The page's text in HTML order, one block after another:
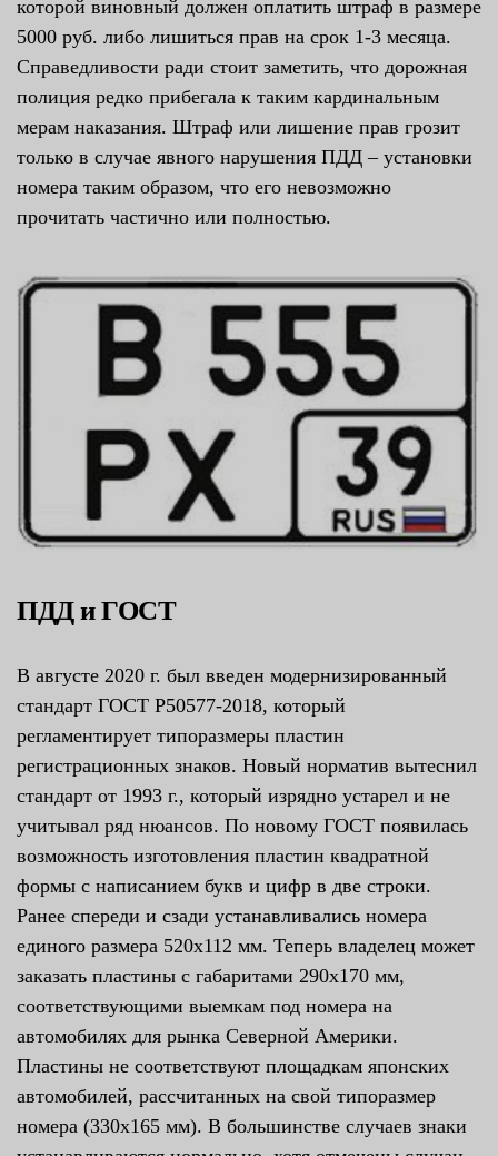
которой виновный должен оплатить штраф в размере
5000 руб. либо лишиться прав на срок 1-3 месяца.
Справедливости ради стоит заметить, что дорожная
полиция редко прибегала к таким кардинальным
мерам наказания. Штраф или лишение прав грозит
только в случае явного нарушения ПДД – установки
номера таким образом, что его невозможно
прочитать частично или полностью.
ПДД и ГОСТ
В августе 2020 г. был введен модернизированный
стандарт ГОСТ Р50577-2018, который
регламентирует типоразмеры пластин
регистрационных знаков. Новый норматив вытеснил
стандарт от 1993 г., который изрядно устарел и не
учитывал ряд нюансов. По новому ГОСТ появилась
возможность изготовления пластин квадратной
формы с написанием букв и цифр в две строки.
Ранее спереди и сзади устанавливались номера
единого размера 520х112 мм. Теперь владелец может
заказать пластины с габаритами 290х170 мм,
соответствующими выемкам под номера на
автомобилях для рынка Северной Америки.
Пластины не соответствуют площадкам японских
автомобилей, рассчитанных на свой типоразмер
номера (330х165 мм). В большинстве случаев знаки